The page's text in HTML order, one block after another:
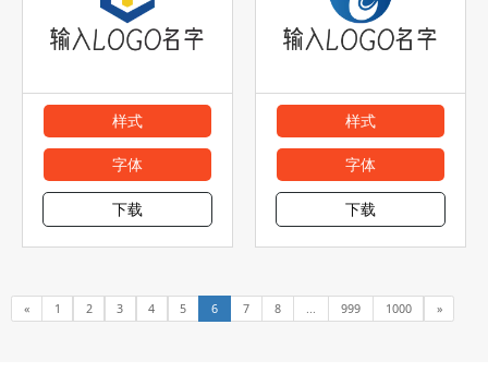
样式
字体
下载
样式
字体
下载
« 1 2 3 4 5 6 7 8 999 1000 »